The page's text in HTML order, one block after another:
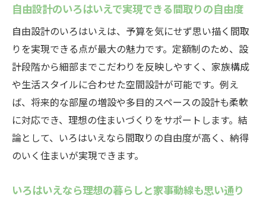
口コミで話題の自由設計のいろはいえの特
徴を解説
定額制だから安心して進める住まい計画
自由設計のいろはいえなら定額制で予算も
安心
定額制で実現できる自由設計のいろはいえ
の魅力
いろはいえの定額制が家づくりの不安を解
自由設計のいろはいえで費用管理もしやす
自由設計のいろはいえで実現できる間取りの自由度
自由設計のいろはいえは、予算を気にせず思い描く間取
りを実現できる点が最大の魅力です。定額制のため、設
計段階から細部までこだわりを反映しやすく、家族構成
や生活スタイルに合わせた空間設計が可能です。例え
ば、将来的な部屋の増設や多目的スペースの設計も柔軟
に対応でき、理想の住まいづくりをサポートします。結
論として、いろはいえなら間取りの自由度が高く、納得
のいく住まいが実現できます。
いろはいえなら理想の暮らしと家事動線も思い通り